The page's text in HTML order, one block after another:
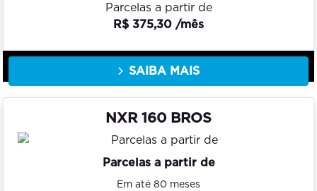
Parcelas a partir de
R$ 375,30 /mês
SAIBA MAIS
NXR 160 BROS
Parcelas a partir de
Em até 80 meses